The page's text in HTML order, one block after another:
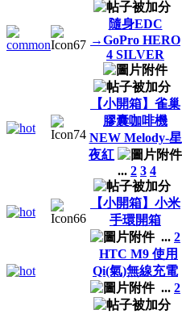
隨身EDC
→GoPro HERO
4 SILVER
【小開箱】雀巢
膠囊咖啡機
NEW Melody-星
夜紅
... 2 3 4
【小開箱】小米
手環開箱
... 2
HTC M9 使用
Qi(氣)無線充電
... 2